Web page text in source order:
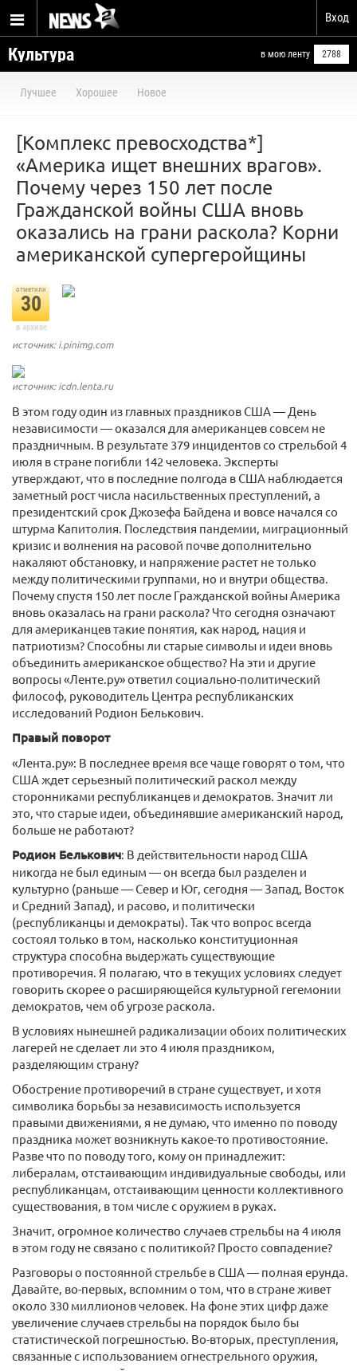
Вход
Культура в мою ленту 2788
Лучшее Хорошее Новое
[Комплекс превосходства*]
«Америка ищет внешних врагов».
Почему через 150 лет после
Гражданской войны США вновь
оказались на грани раскола? Корни
американской супергеройщины
отметили
30
в архиве
источник: i.pinimg.com
источник: icdn.lenta.ru
В этом году один из главных праздников США — День
независимости — оказался для американцев совсем не
праздничным. В результате 379 инцидентов со стрельбой 4
июля в стране погибли 142 человека. Эксперты
утверждают, что в последние полгода в США наблюдается
заметный рост числа насильственных преступлений, а
президентский срок Джозефа Байдена и вовсе начался со
штурма Капитолия. Последствия пандемии, миграционный
кризис и волнения на расовой почве дополнительно
накаляют обстановку, и напряжение растет не только
между политическими группами, но и внутри общества.
Почему спустя 150 лет после Гражданской войны Америка
вновь оказалась на грани раскола? Что сегодня означают
для американцев такие понятия, как народ, нация и
патриотизм? Способны ли старые символы и идеи вновь
объединить американское общество? На эти и другие
вопросы «Ленте.ру» ответил социально-политический
философ, руководитель Центра республиканских
исследований Родион Белькович.
Правый поворот
«Лента.ру»: В последнее время все чаще говорят о том, что
США ждет серьезный политический раскол между
сторонниками республиканцев и демократов. Значит ли
это, что старые идеи, объединявшие американский народ,
больше не работают?
Родион Белькович: В действительности народ США
никогда не был единым — он всегда был разделен и
культурно (раньше — Север и Юг, сегодня — Запад, Восток
и Средний Запад), и расово, и политически
(республиканцы и демократы). Так что вопрос всегда
состоял только в том, насколько конституционная
структура способна выдержать существующие
противоречия. Я полагаю, что в текущих условиях следует
говорить скорее о расширяющейся культурной гегемонии
демократов, чем об угрозе раскола.
В условиях нынешней радикализации обоих политических
лагерей не сделает ли это 4 июля праздником,
разделяющим страну?
Обострение противоречий в стране существует, и хотя
символика борьбы за независимость используется
правыми движениями, я не думаю, что именно по поводу
праздника может возникнуть какое-то противостояние.
Разве что по поводу того, кому он принадлежит:
либералам, отстаивающим индивидуальные свободы, или
республиканцам, отстаивающим ценности коллективного
существования, в том числе с оружием в руках.
Значит, огромное количество случаев стрельбы на 4 июля
в этом году не связано с политикой? Просто совпадение?
Разговоры о постоянной стрельбе в США — полная ерунда.
Давайте, во-первых, вспомним о том, что в стране живет
около 330 миллионов человек. На фоне этих цифр даже
увеличение случаев стрельбы на порядок было бы
статистической погрешностью. Во-вторых, преступления,
связанные с использованием огнестрельного оружия,